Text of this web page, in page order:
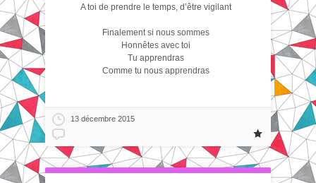
A toi de prendre le temps, d’être vigilant
Finalement si nous sommes
Honnêtes avec toi
Tu apprendras
Comme tu nous apprendras
13 décembre 2015